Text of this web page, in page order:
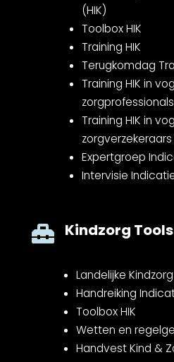
(HIK)
Toolbox HIK
Training HIK
Terugkomdag
Training HIK in
zorgprofessionals
Training HIK in
zorgverzekeraars
Expertgroep
Intervisie
 Kindzorg Tools
Landelijke
Handreiking
Toolbox HIK
Wetten en
Handvest Kind &